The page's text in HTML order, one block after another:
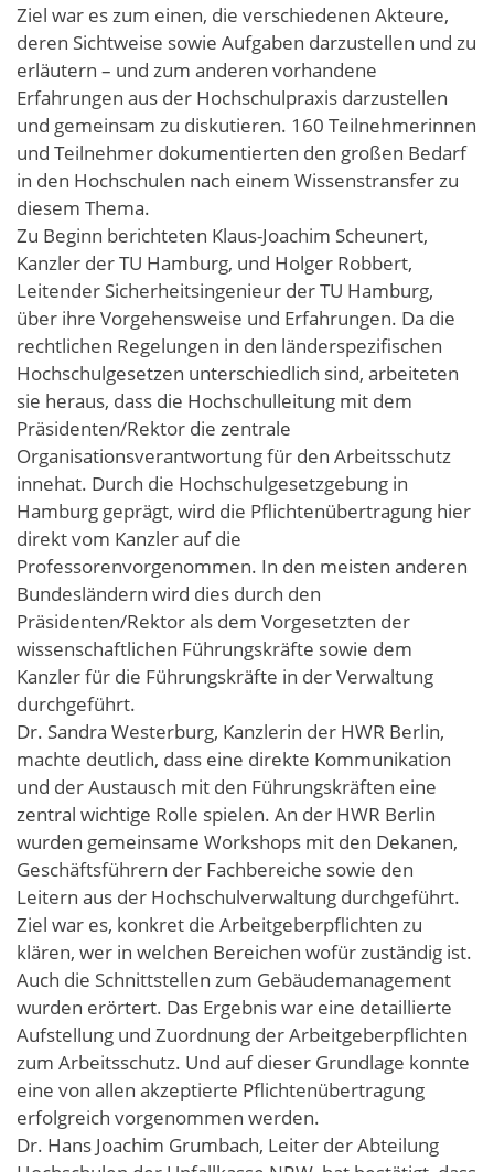
Ziel war es zum einen, die verschiedenen Akteure,
deren Sichtweise sowie Aufgaben darzustellen und zu
erläutern – und zum anderen vorhandene
Erfahrungen aus der Hochschulpraxis darzustellen
und gemeinsam zu diskutieren. 160 Teilnehmerinnen
und Teilnehmer dokumentierten den großen Bedarf
in den Hochschulen nach einem Wissenstransfer zu
diesem Thema.
Zu Beginn berichteten Klaus-Joachim Scheunert,
Kanzler der TU Hamburg, und Holger Robbert,
Leitender Sicherheitsingenieur der TU Hamburg,
über ihre Vorgehensweise und Erfahrungen. Da die
rechtlichen Regelungen in den länderspezifischen
Hochschulgesetzen unterschiedlich sind, arbeiteten
sie heraus, dass die Hochschulleitung mit dem
Präsidenten/Rektor die zentrale
Organisationsverantwortung für den Arbeitsschutz
innehat. Durch die Hochschulgesetzgebung in
Hamburg geprägt, wird die Pflichtenübertragung hier
direkt vom Kanzler auf die
Professorenvorgenommen. In den meisten anderen
Bundesländern wird dies durch den
Präsidenten/Rektor als dem Vorgesetzten der
wissenschaftlichen Führungskräfte sowie dem
Kanzler für die Führungskräfte in der Verwaltung
durchgeführt.
Dr. Sandra Westerburg, Kanzlerin der HWR Berlin,
machte deutlich, dass eine direkte Kommunikation
und der Austausch mit den Führungskräften eine
zentral wichtige Rolle spielen. An der HWR Berlin
wurden gemeinsame Workshops mit den Dekanen,
Geschäftsführern der Fachbereiche sowie den
Leitern aus der Hochschulverwaltung durchgeführt.
Ziel war es, konkret die Arbeitgeberpflichten zu
klären, wer in welchen Bereichen wofür zuständig ist.
Auch die Schnittstellen zum Gebäudemanagement
wurden erörtert. Das Ergebnis war eine detaillierte
Aufstellung und Zuordnung der Arbeitgeberpflichten
zum Arbeitsschutz. Und auf dieser Grundlage konnte
eine von allen akzeptierte Pflichtenübertragung
erfolgreich vorgenommen werden.
Dr. Hans Joachim Grumbach, Leiter der Abteilung